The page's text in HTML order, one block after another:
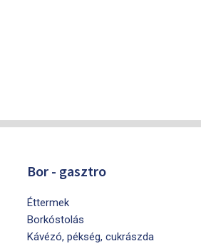
Bor - gasztro
Éttermek
Borkóstolás
Kávézó, pékség, cukrászda